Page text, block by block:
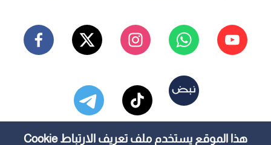
هذا الموقع يستخدم ملف تعريف الارتباط Cookie